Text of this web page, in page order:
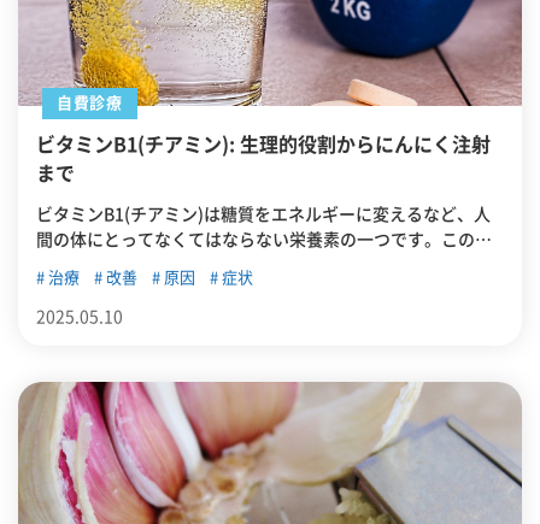
自費診療
ビタミンB1(チアミン): 生理的役割からにんにく注射
まで
ビタミンB1(チアミン)は糖質をエネルギーに変えるなど、人
間の体にとってなくてはならない栄養素の一つです。この記
とができるにんにく注射について解説します。
治療 改善 原因 症状
2025.05.10